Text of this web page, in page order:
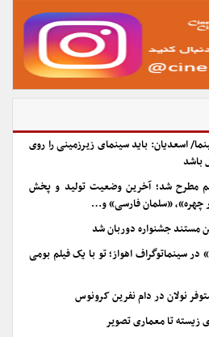
اسعدیان: باید سینمای زیرزمینی را روی
باشد
مطرح شد؛ آخرین وضعیت تولید و پخش
مستند جشنواره دوربان شد
در سینماتوگراف اهواز؛ تو با یک فیلم بومی
نولان در دام نفرین کرونوس
زیسته تا معماری تصویر